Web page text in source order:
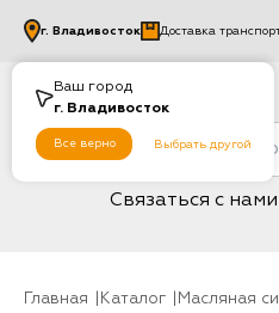
Ваш город
г. Владивосток
Все верно Выбрать другой
г. Владивосток Доставка
Связаться с нами
Главная Каталог
Масляная